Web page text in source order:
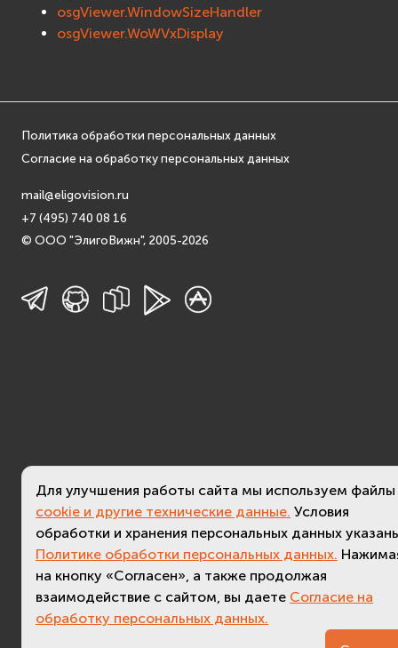
osgViewer.WindowSizeHandler
osgViewer.WoWVxDisplay
актуальная версия - 3.7)
Политика обработки персональных данных
Согласие на обработку персональных данных
mail@eligovision.ru
+7 (495) 740 08 16
© ООО "ЭлигоВижн", 2005-2026
Для улучшения работы сайта мы используем файлы
cookie и другие технические данные. Условия
обработки и хранения персональных данных
Политике обработки персональных данных.
на кнопку «Согласен», а также продолжая
взаимодействие с сайтом, вы даете Согласие на
обработку персональных данных.